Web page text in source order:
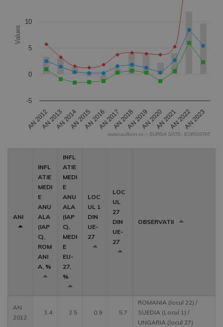
Values
AN 2012AN 2013AN 2014AN 2015AN 2016AN 2017AN 2018AN 2019AN 2020AN 2021AN 2022AN 2023
-5
0
5
10
www.rauflorin.ro -- SURSA DATE: EUROSTAT
ANI
INFL
ATIE
MEDI
E
ANU
ALA
(IAP
C),
ROM
ANI
A, %
INFL
ATIE
MEDI
E
ANU
ALA
(IAP
C),
MEDI
E
EU-
27,
%
LOC
UL 1
DIN
UE-
27
LOC
UL
27
DIN
UE-
27
OBSERVATII
AN
2012
3.4 2.5 0.9 5.7
ROMANIA (locul 22) /
SUEDIA (Locul 1) /
UNGARIA (locul 27)